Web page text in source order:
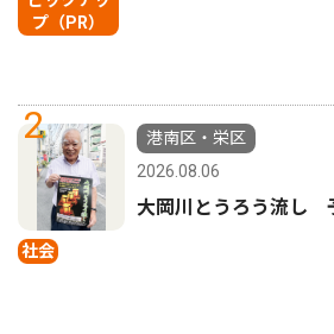
プ（PR）
2
社会
港南区・栄区
2026.08.06
大岡川とうろう流し